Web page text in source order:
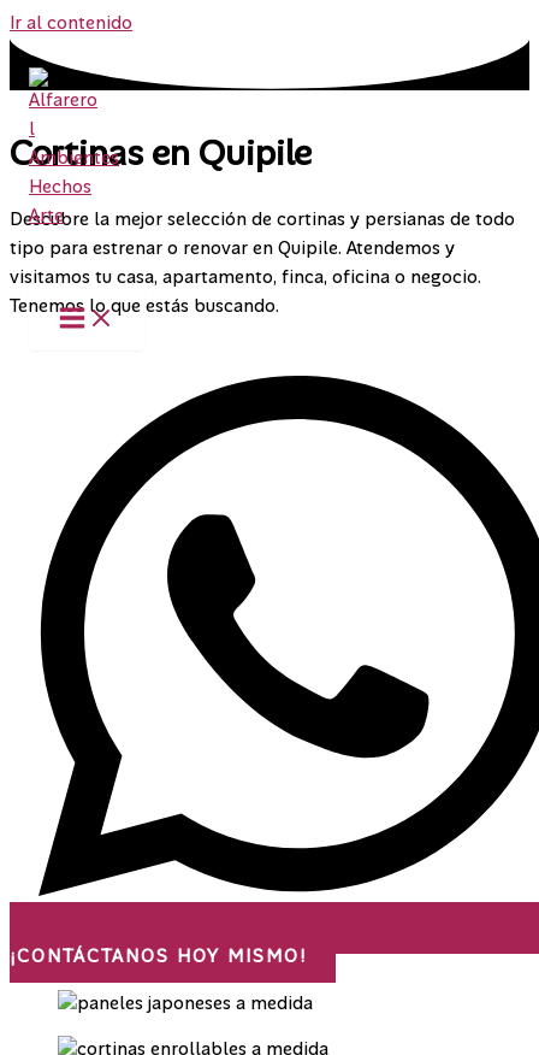
Ir al contenido
Cortinas en Quipile
Descubre la mejor selección de cortinas y persianas de todo
tipo para estrenar o renovar en Quipile. Atendemos y
visitamos tu casa, apartamento, finca, oficina o negocio.
Tenemos lo que estás buscando.
¡CONTÁCTANOS HOY MISMO!